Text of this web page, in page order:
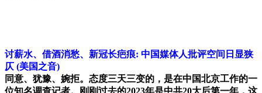
讨薪水、借酒消愁、新冠长疤痕: 中国媒体人批评空间日显狭
仄 (美国之音)
同意、犹豫、婉拒。态度三天三变的，是在中国北京工作的一